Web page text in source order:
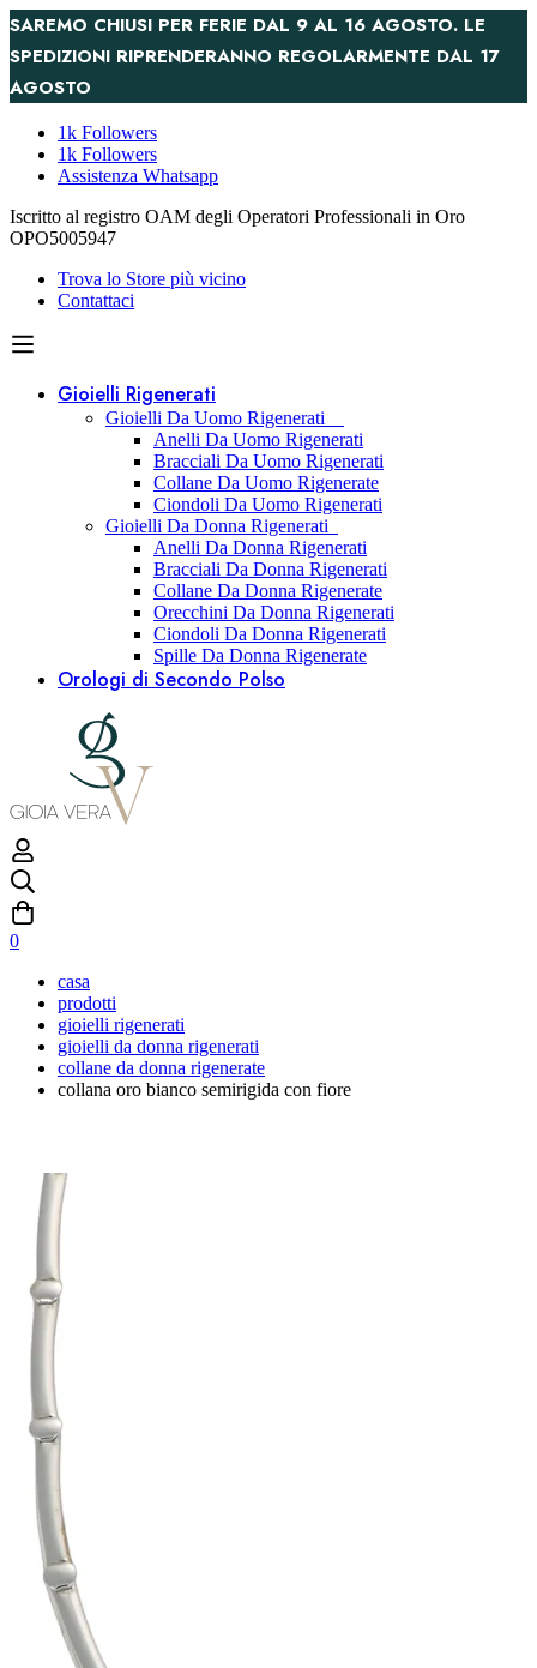
SAREMO CHIUSI PER FERIE DAL 9 AL 16 AGOSTO. LE
SPEDIZIONI RIPRENDERANNO REGOLARMENTE DAL 17
AGOSTO
1k Followers
1k Followers
Assistenza Whatsapp
Iscritto al registro OAM degli Operatori Professionali in Oro
OPO5005947
Trova lo Store più vicino
Contattaci
Gioielli Rigenerati
Gioielli Da Uomo Rigenerati
Anelli Da Uomo Rigenerati
Bracciali Da Uomo Rigenerati
Collane Da Uomo Rigenerate
Ciondoli Da Uomo Rigenerati
Gioielli Da Donna Rigenerati
Anelli Da Donna Rigenerati
Bracciali Da Donna Rigenerati
Collane Da Donna Rigenerate
Orecchini Da Donna Rigenerati
Ciondoli Da Donna Rigenerati
Spille Da Donna Rigenerate
Orologi di Secondo Polso
0
casa
prodotti
gioielli rigenerati
gioielli da donna rigenerati
collane da donna rigenerate
collana oro bianco semirigida con fiore